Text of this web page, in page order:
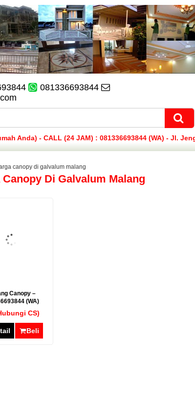
081336693844
Anda) - CALL (24 JAM) : 081336693844 (WA) - Jl.
canopy di galvalum malang
Canopy Di Galvalum Malang
Canopy –
(WA)
CS)
Beli